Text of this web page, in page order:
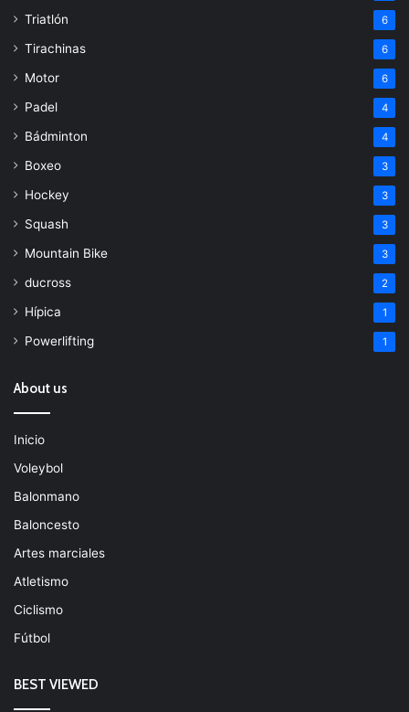
Triatlón 6
Tirachinas 6
Motor 6
Padel 4
Bádminton 4
Boxeo 3
Hockey 3
Squash 3
Mountain Bike 3
ducross 2
Hípica 1
Powerlifting 1
About us
Inicio
Voleybol
Balonmano
Baloncesto
Artes marciales
Atletismo
Ciclismo
Fútbol
BEST VIEWED